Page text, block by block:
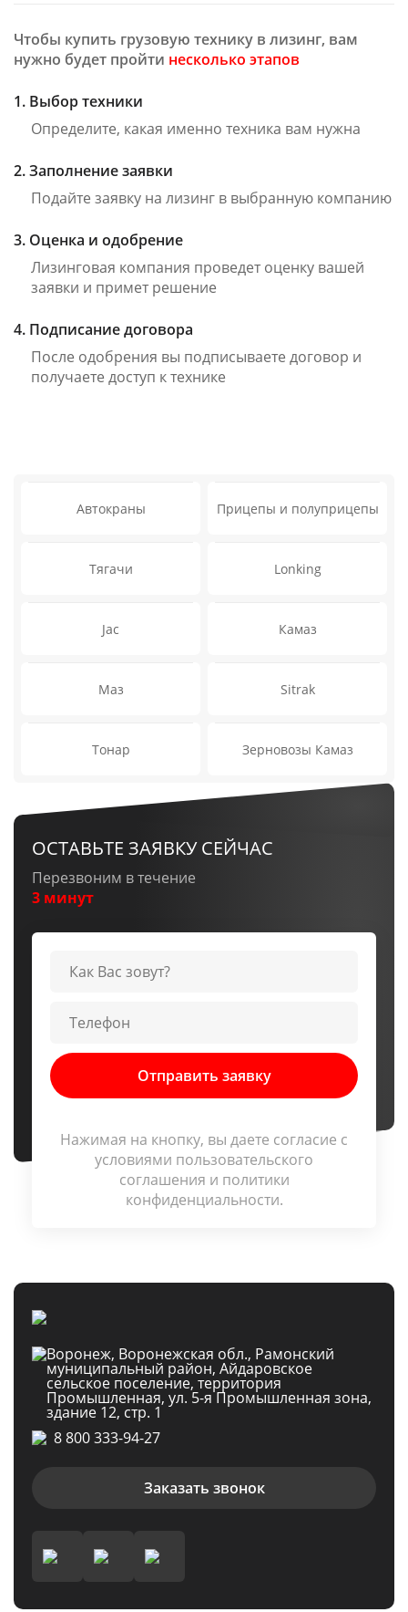
Чтобы купить грузовую технику в лизинг, вам
нужно будет пройти несколько этапов
1. Выбор техники
Определите, какая именно техника вам нужна
2. Заполнение заявки
Подайте заявку на лизинг в выбранную компанию
3. Оценка и одобрение
Лизинговая компания проведет оценку вашей
заявки и примет решение
4. Подписание договора
После одобрения вы подписываете договор и
получаете доступ к технике
Автокраны Прицепы и полуприцепы
Тягачи Lonking
Jac Камаз
Маз Sitrak
Тонар Зерновозы Камаз
ОСТАВЬТЕ ЗАЯВКУ СЕЙЧАС
Перезвоним в течение
3 минут
Нажимая на кнопку, вы даете согласие c
условиями пользовательского
соглашения и политики
конфиденциальности.
Воронеж, Воронежская обл., Рамонский
муниципальный район, Айдаровское
сельское поселение, территория
Промышленная, ул. 5-я Промышленная зона,
здание 12, стр. 1
8 800 333-94-27
Заказать звонок